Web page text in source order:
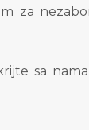
za
sa